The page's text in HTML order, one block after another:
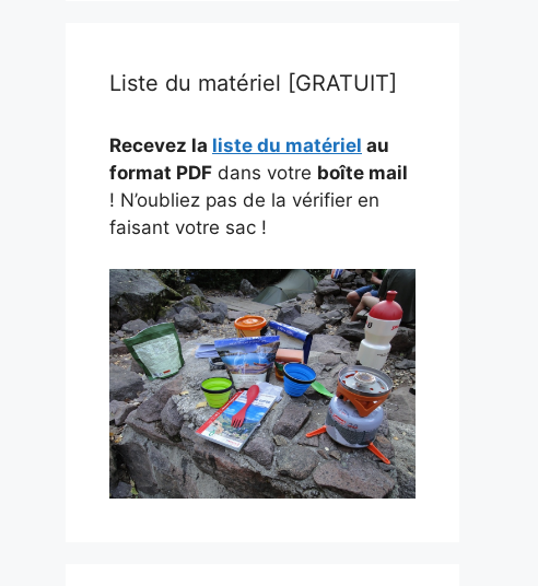
Liste du matériel [GRATUIT]
Recevez la liste du matériel au
format PDF dans votre boîte mail
! N’oubliez pas de la vérifier en
faisant votre sac !